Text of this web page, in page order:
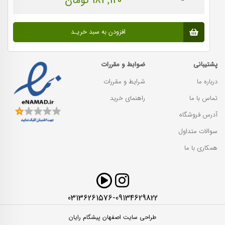
افزودن به سبد خریـد
پشتیبانی
درباره ما
تماس با ما
آدرس فروشگاه
سوالات متداول
همکاری با ما
ضوابط و مقررات
شرایط و مقررات
راهنمای خرید
03136261576-09134629822
طراحی سایت اصفهان پیشگام رایان